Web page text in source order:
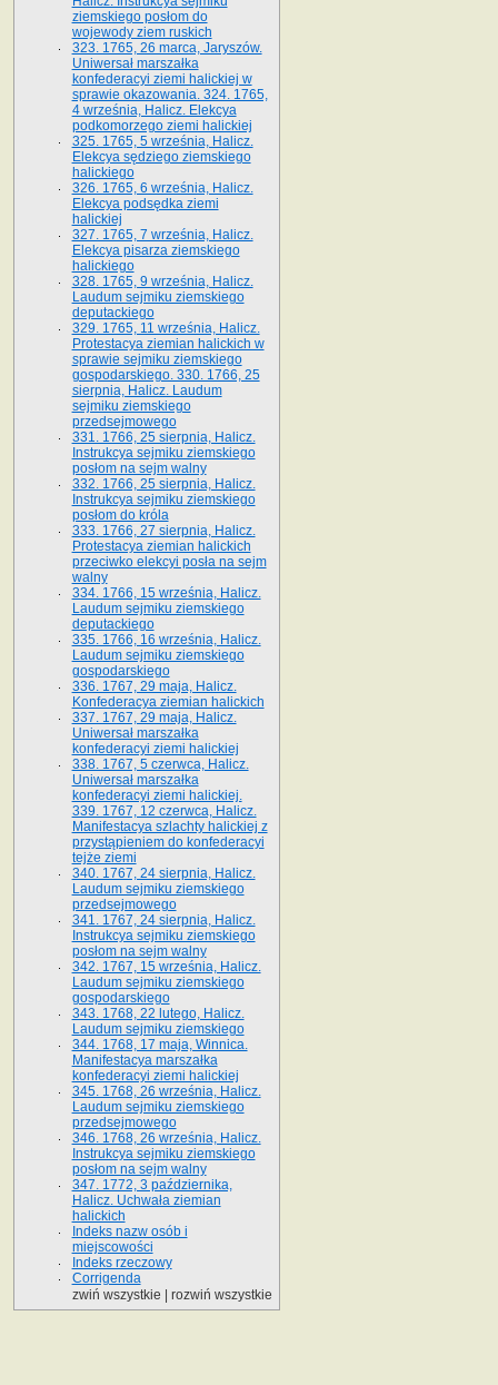
ziemskiego posłom do
wojewody ziem ruskich
323. 1765, 26 marca, Jaryszów.
Uniwersał marszałka
konfederacyi ziemi halickiej w
sprawie okazowania. 324. 1765,
4 września, Halicz. Elekcya
podkomorzego ziemi halickiej
325. 1765, 5 września, Halicz.
Elekcya sędziego ziemskiego
halickiego
326. 1765, 6 września, Halicz.
Elekcya podsędka ziemi
halickiej
327. 1765, 7 września, Halicz.
Elekcya pisarza ziemskiego
halickiego
328. 1765, 9 września, Halicz.
Laudum sejmiku ziemskiego
deputackiego
329. 1765, 11 września, Halicz.
Protestacya ziemian halickich w
sprawie sejmiku ziemskiego
gospodarskiego. 330. 1766, 25
sierpnia, Halicz. Laudum
sejmiku ziemskiego
przedsejmowego
331. 1766, 25 sierpnia, Halicz.
Instrukcya sejmiku ziemskiego
posłom na sejm walny
332. 1766, 25 sierpnia, Halicz.
Instrukcya sejmiku ziemskiego
posłom do króla
333. 1766, 27 sierpnia, Halicz.
Protestacya ziemian halickich
przeciwko elekcyi posła na sejm
walny
334. 1766, 15 września, Halicz.
Laudum sejmiku ziemskiego
deputackiego
335. 1766, 16 września, Halicz.
Laudum sejmiku ziemskiego
gospodarskiego
336. 1767, 29 maja, Halicz.
Konfederacya ziemian halickich
337. 1767, 29 maja, Halicz.
Uniwersał marszałka
konfederacyi ziemi halickiej
338. 1767, 5 czerwca, Halicz.
Uniwersał marszałka
konfederacyi ziemi halickiej.
339. 1767, 12 czerwca, Halicz.
Manifestacya szlachty halickiej z
przystąpieniem do konfederacyi
tejże ziemi
340. 1767, 24 sierpnia, Halicz.
Laudum sejmiku ziemskiego
przedsejmowego
341. 1767, 24 sierpnia, Halicz.
Instrukcya sejmiku ziemskiego
posłom na sejm walny
342. 1767, 15 września, Halicz.
Laudum sejmiku ziemskiego
gospodarskiego
343. 1768, 22 lutego, Halicz.
Laudum sejmiku ziemskiego
344. 1768, 17 maja, Winnica.
Manifestacya marszałka
konfederacyi ziemi halickiej
345. 1768, 26 września, Halicz.
Laudum sejmiku ziemskiego
przedsejmowego
346. 1768, 26 września, Halicz.
Instrukcya sejmiku ziemskiego
posłom na sejm walny
347. 1772, 3 października,
Halicz. Uchwała ziemian
halickich
Indeks nazw osób i
miejscowości
Indeks rzeczowy
Corrigenda
zwiń wszystkie
rozwiń wszystkie